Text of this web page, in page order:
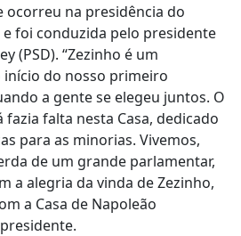
ocorreu na presidência do
e foi conduzida pelo presidente
(PSD). “Zezinho é um
do nosso primeiro
a gente se elegeu juntos. O
falta nesta Casa, dedicado
para as minorias. Vivemos,
de um grande parlamentar,
a alegria da vinda de Zezinho,
a Casa de Napoleão